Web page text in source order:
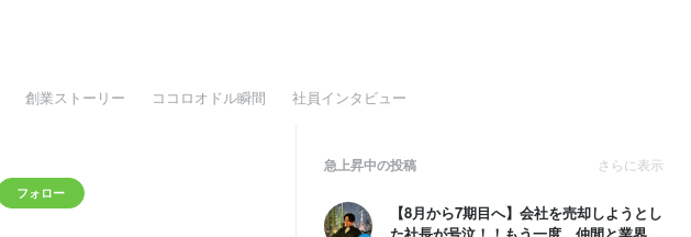
創業ストーリー ココロオドル瞬間 社員インタビュー
フォロー
急上昇中の投稿 さらに表示
【8月から7期目へ】会社を売却しようとし